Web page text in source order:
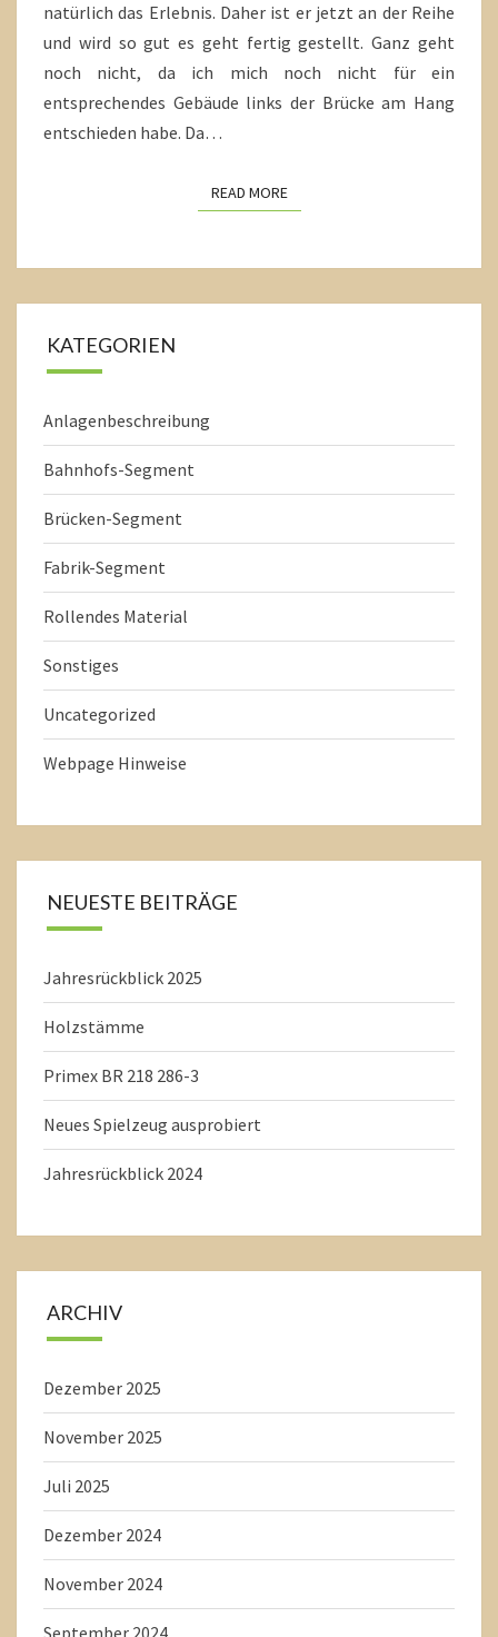
natürlich das Erlebnis. Daher ist er jetzt an der Reihe
und wird so gut es geht fertig gestellt. Ganz geht
noch nicht, da ich mich noch nicht für ein
entsprechendes Gebäude links der Brücke am Hang
entschieden habe. Da…
READ MOREREAD MORE
KATEGORIEN
Anlagenbeschreibung
Bahnhofs-Segment
Brücken-Segment
Fabrik-Segment
Rollendes Material
Sonstiges
Uncategorized
Webpage Hinweise
NEUESTE BEITRÄGE
Jahresrückblick 2025
Holzstämme
Primex BR 218 286-3
Neues Spielzeug ausprobiert
Jahresrückblick 2024
ARCHIV
Dezember 2025
November 2025
Juli 2025
Dezember 2024
November 2024